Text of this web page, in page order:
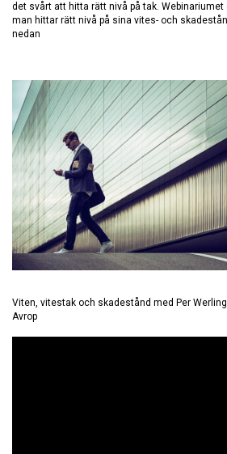
det svårt att hitta rätt nivå på tak. Webinariumet
man hittar rätt nivå på sina vites- och
nedan
Viten, vitestak och skadestånd med Per
Avrop